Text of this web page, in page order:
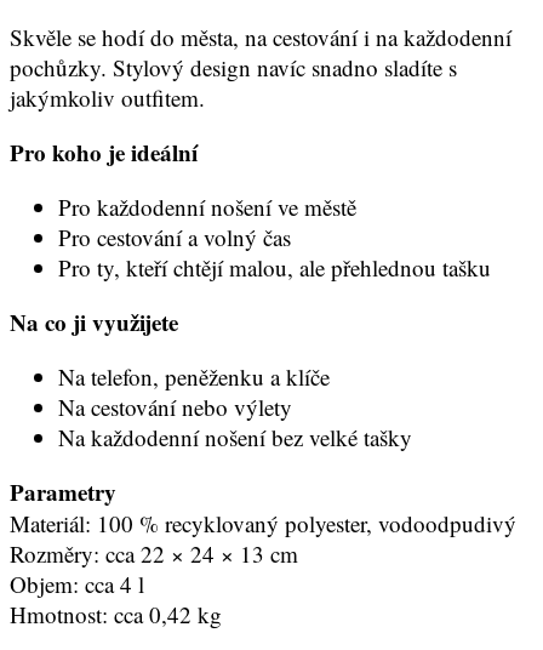
Skvěle se hodí do města, na cestování i na každodenní
pochůzky. Stylový design navíc snadno sladíte s
jakýmkoliv outfitem.
Pro koho je ideální
Pro každodenní nošení ve městě
Pro cestování a volný čas
Pro ty, kteří chtějí malou, ale přehlednou tašku
Na co ji využijete
Na telefon, peněženku a klíče
Na cestování nebo výlety
Na každodenní nošení bez velké tašky
Parametry
Materiál: 100 % recyklovaný polyester, vodoodpudivý
Rozměry: cca 22 × 24 × 13 cm
Objem: cca 4 l
Hmotnost: cca 0,42 kg